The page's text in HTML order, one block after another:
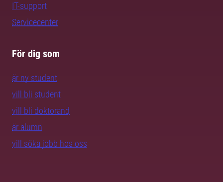
IT-support
Servicecenter
För dig som
är ny student
vill bli student
vill bli doktorand
är alumn
vill söka jobb hos oss